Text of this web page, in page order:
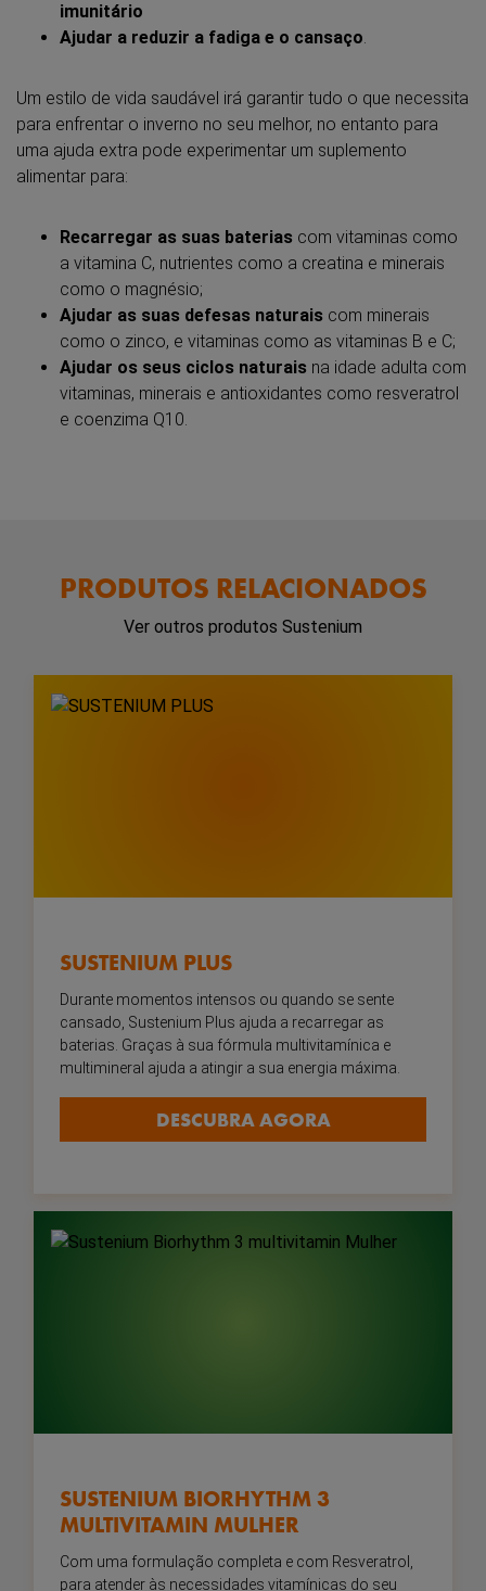
imunitário
Ajudar a reduzir a fadiga e o cansaço.
Um estilo de vida saudável irá garantir tudo o que necessita
para enfrentar o inverno no seu melhor, no entanto para
uma ajuda extra pode experimentar um suplemento
alimentar para:
Recarregar as suas baterias com vitaminas como
a vitamina C, nutrientes como a creatina e minerais
como o magnésio;
Ajudar as suas defesas naturais com minerais
como o zinco, e vitaminas como as vitaminas B e C;
Ajudar os seus ciclos naturais na idade adulta com
vitaminas, minerais e antioxidantes como resveratrol
e coenzima Q10.
PRODUTOS RELACIONADOS
Ver outros produtos Sustenium
SUSTENIUM PLUS
Durante momentos intensos ou quando se sente
cansado, Sustenium Plus ajuda a recarregar as
baterias. Graças à sua fórmula multivitamínica e
multimineral ajuda a atingir a sua energia máxima.
DESCUBRA AGORA
SUSTENIUM BIORHYTHM 3
MULTIVITAMIN MULHER
Com uma formulação completa e com Resveratrol,
para atender às necessidades vitamínicas do seu